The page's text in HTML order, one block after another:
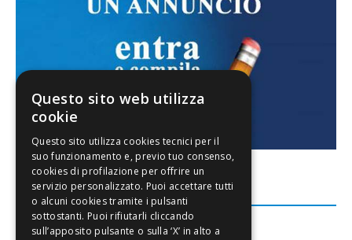
FACEBOOK
Questo sito web utilizza
cookie